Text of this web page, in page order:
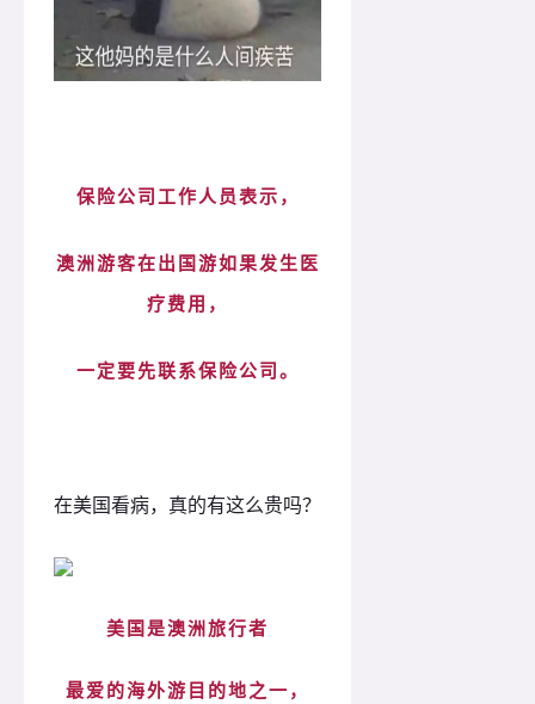
保险公司工作人员表示，
澳洲游客在出国游如果发生医
疗费用，
一定要先联系保险公司。
在美国看病，真的有这么贵吗？
美国是澳洲旅行者
最爱的海外游目的地之一，